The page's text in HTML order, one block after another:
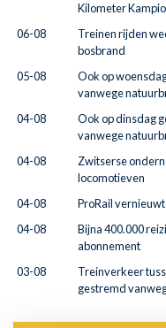
Kilometer
06-08
Treinen rijden
bosbrand
05-08
Ook op
vanwege
04-08
Ook op dinsdag
vanwege
04-08
Zwitserse
locomotieven
04-08
ProRail
04-08
Bijna 400.000
abonnement
03-08
Treinverkeer
gestremd